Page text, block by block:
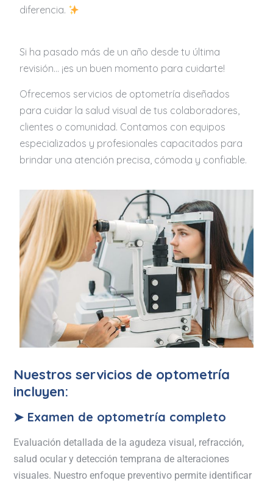
diferencia.
Si ha pasado más de un año desde tu última
revisión… ¡es un buen momento para cuidarte!
Ofrecemos servicios de optometría diseñados
para cuidar la salud visual de tus colaboradores,
clientes o comunidad. Contamos con equipos
especializados y profesionales capacitados para
brindar una atención precisa, cómoda y confiable.
Nuestros servicios de optometría
incluyen:
➤ Examen de optometría completo
Evaluación detallada de la agudeza visual, refracción,
salud ocular y detección temprana de alteraciones
visuales. Nuestro enfoque preventivo permite identificar